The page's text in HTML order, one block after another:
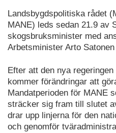
Landsbygdspolitiska rådet
MANE) leds sedan 21.9 av
skogsbruksminister med
Arbetsminister Arto
Efter att den nya
kommer förändringar att
Mandatperioden för MANE
sträcker sig fram till slutet
drar upp linjerna för den
och genomför